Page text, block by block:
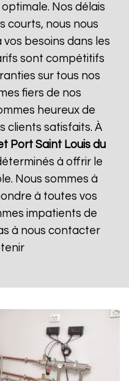
Nos délais
courts, nous nous
besoins dans les
sont compétitifs
sur tous nos
fiers de nos
heureux de
clients satisfaits. À
Port Saint Louis du
à offrir le
Nous sommes à
à toutes vos
impatients de
à nous contacter